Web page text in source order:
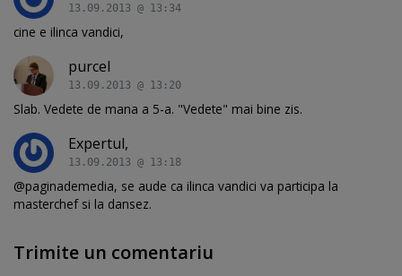
13.09.2013 @ 13:34
cine e ilinca vandici,
purcel
13.09.2013 @ 13:20
Slab. Vedete de mana a 5-a. "Vedete" mai bine zis.
Expertul,
13.09.2013 @ 13:18
@paginademedia, se aude ca ilinca vandici va participa la
masterchef si la dansez.
Trimite un comentariu